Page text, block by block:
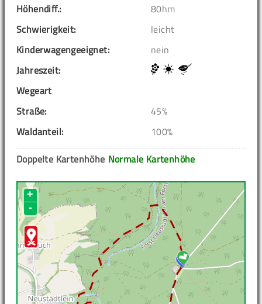
Höhendiff.:
80hm
Schwierigkeit:
leicht
Kinderwagengeeignet:
nein
Jahreszeit:
Wegeart
Straße:
45%
Waldanteil:
100%
Normale Kartenhöhe
Doppelte Kartenhöhe
+
-